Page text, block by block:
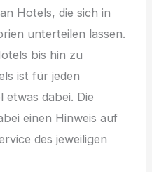
Hotels, die sich in
unterteilen lassen.
bis hin zu
ist für jeden
etwas dabei. Die
einen Hinweis auf
des jeweiligen